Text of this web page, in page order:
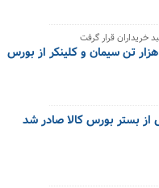
صادرات بیش از ۱۱۵ هزار تن سیمان و کلینکر از بورس